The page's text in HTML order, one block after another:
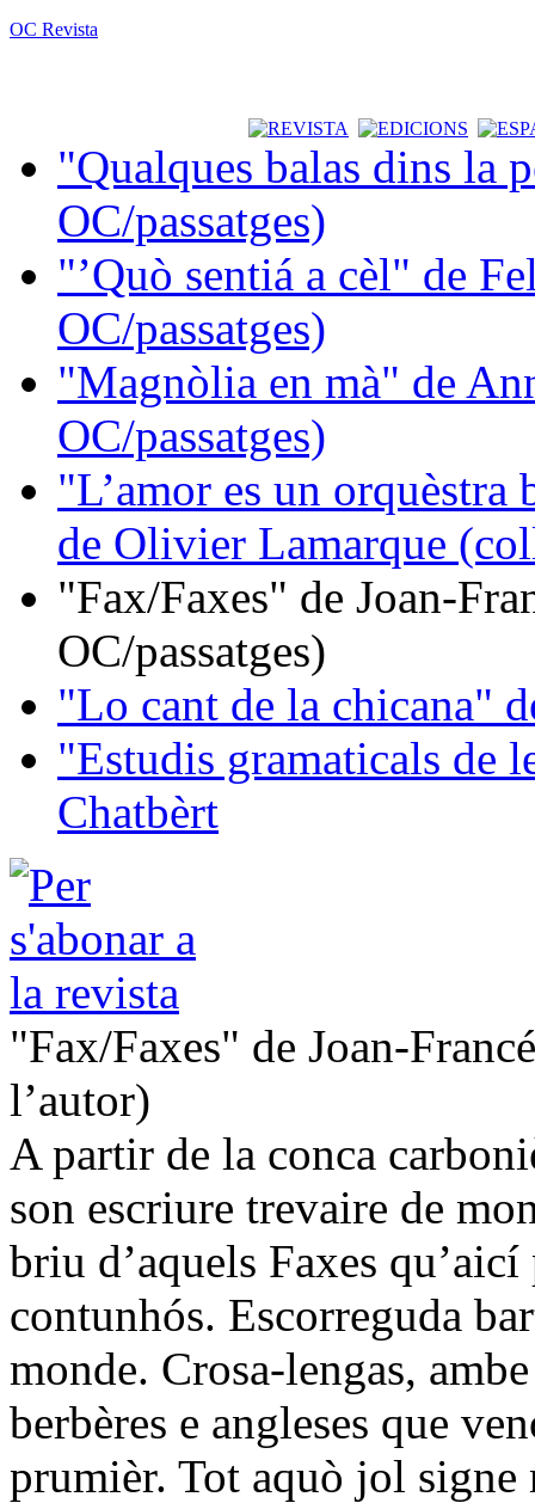
OC Revista
"Qualques balas dins la
OC/passatges)
"’Quò sentiá a cèl" de
OC/passatges)
"Magnòlia en mà" de
OC/passatges)
"L’amor es un orquèstra
de Olivier Lamarque
"Fax/Faxes" de Joan-
OC/passatges)
"Lo cant de la chicana"
"Estudis gramaticals de
Chatbèrt
"Fax/Faxes" de Joan-
l’autor)
A partir de la conca
son escriure trevaire de
briu d’aquels Faxes
contunhós. Escorreguda
monde. Crosa-lengas,
berbères e angleses que
prumièr. Tot aquò jol signe